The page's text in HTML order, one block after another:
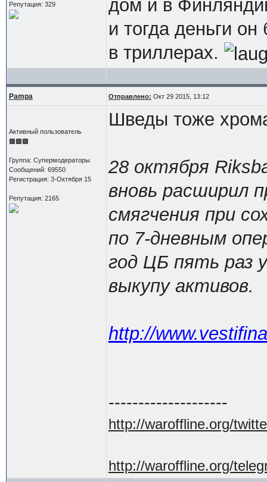
Репутация: 329
дом и в
и тогда деньги он
в триллерах.
Pampa Отправлено: Окт 29 2015, 13:12
Активный пользователь
Группа: Супермодераторы
Сообщений: 69550
Регистрация: 3-Октября 15
Репутация: 2165
Шведы тоже
28 октября
вновь расширил
смягчения при
по 7-дневным
год ЦБ пять раз
выкупу активов.
http://
--------------------
http://waroffline.org/
http://waroffline.org/